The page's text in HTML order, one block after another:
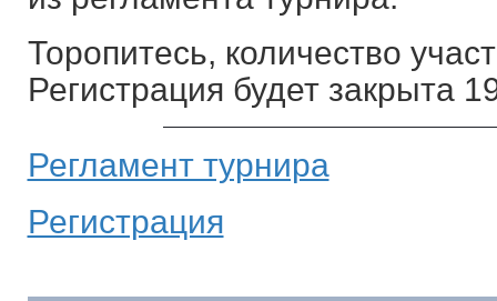
Торопитесь, количество
Регистрация будет закрыта
Регламент турнира
Регистрация